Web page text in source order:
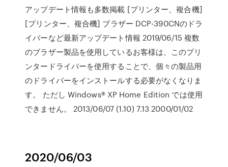
アップデート情報も多数掲載 [プリンター、複合機]
[プリンター、複合機] ブラザー DCP-390CNのドラ
イバーなど最新アップデート情報 2019/06/15 複数
のブラザー製品を使用しているお客様は、このプリ
ンタードライバーを使用することで、個々の製品用
のドライバーをインストールする必要がなくなりま
す。 ただし Windows® XP Home Edition では使用
できません。 2013/06/07 (1.10) 7.13 2000/01/02
2020/06/03